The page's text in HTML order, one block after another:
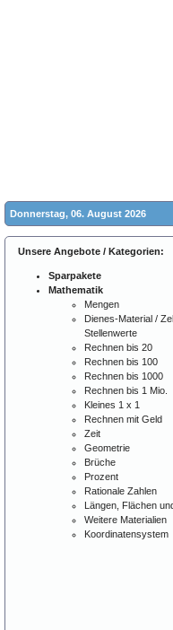
Donnerstag, 06. August 2026
Unsere Angebote / Kategorien:
Sparpakete
Mathematik
Mengen
Dienes-Material /
Stellenwerte
Rechnen bis 20
Rechnen bis 100
Rechnen bis 1000
Rechnen bis 1 Mio.
Kleines 1 x 1
Rechnen mit Geld
Zeit
Geometrie
Brüche
Prozent
Rationale Zahlen
Längen, Flächen
Weitere Materialien
Koordinatensystem